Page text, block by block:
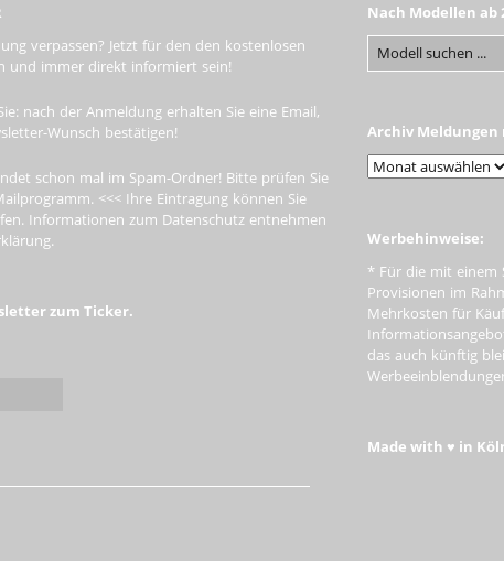
verpassen? Jetzt für den den kostenlosen
und immer direkt informiert sein!
nach der Anmeldung erhalten Sie eine Email,
Wunsch bestätigen!
schon mal im Spam-Ordner! Bitte prüfen Sie
<<< Ihre Eintragung können Sie
Informationen zum Datenschutz entnehmen
zum Ticker.
Nach Modellen ab
Archiv
Werbehinweise:
* Für die mit einem
Provisionen im
Mehrkosten für
das auch künftig
Made with ♥ in